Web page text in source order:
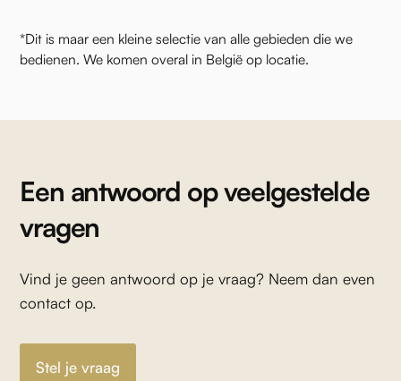
*Dit is maar een kleine selectie van alle gebieden die we
bedienen. We komen overal in België op locatie.
Een antwoord op veelgestelde
vragen
Vind je geen antwoord op je vraag? Neem dan even
contact op.
Stel je vraag